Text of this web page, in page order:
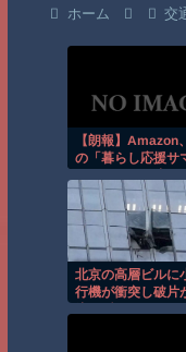
ホーム 交
【朗報】Amazon
の「暮らし応援サ
北京の高層ビルに
行機が衝突し破片